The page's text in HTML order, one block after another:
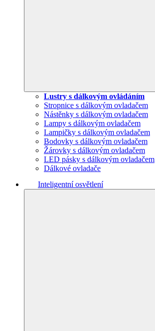
Lustry s dálkovým ovládáním
Stropnice s dálkovým ovladačem
Nástěnky s dálkovým ovladačem
Lampy s dálkovým ovladačem
Lampičky s dálkovým ovladačem
Bodovky s dálkovým ovladačem
Žárovky s dálkovým ovladačem
LED pásky s dálkovým ovladačem
Dálkové ovladače
Inteligentní osvětlení